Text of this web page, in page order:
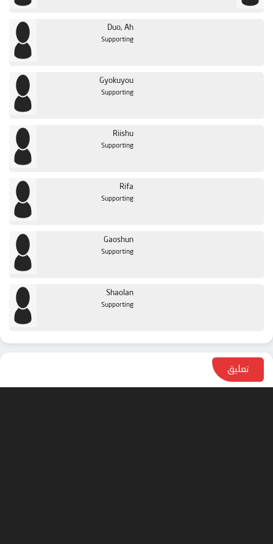
Duo, Ah
Supporting
Gyokuyou
Supporting
Riishu
Supporting
Rifa
Supporting
Gaoshun
Supporting
Shaolan
Supporting
تعليق